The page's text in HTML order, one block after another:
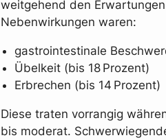
weitgehend den
Nebenwirkungen waren:
gastrointestinale
Übelkeit (bis 18 Prozent)
Erbrechen (bis 14 Prozent)
Diese traten vorrangig
bis moderat.